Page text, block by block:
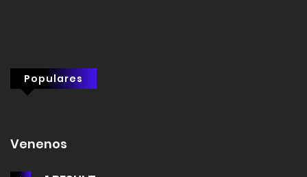
Populares
Venenos